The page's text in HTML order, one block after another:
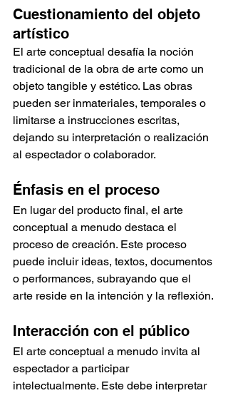
Cuestionamiento del objeto
artístico
El arte conceptual desafía la noción
tradicional de la obra de arte como un
objeto tangible y estético. Las obras
pueden ser inmateriales, temporales o
limitarse a instrucciones escritas,
dejando su interpretación o realización
al espectador o colaborador.
Énfasis en el proceso
En lugar del producto final, el arte
conceptual a menudo destaca el
proceso de creación. Este proceso
puede incluir ideas, textos, documentos
o performances, subrayando que el
arte reside en la intención y la reflexión.
Interacción con el público
El arte conceptual a menudo invita al
espectador a participar
intelectualmente. Este debe interpretar